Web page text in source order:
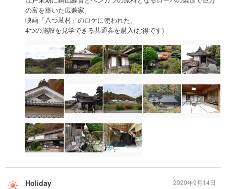
の富を築いた広兼家。
映画「八つ墓村」のロケに使われた。
4つの施設を見学できる共通券を購入(お得です)
Holiday 2020年9月14日